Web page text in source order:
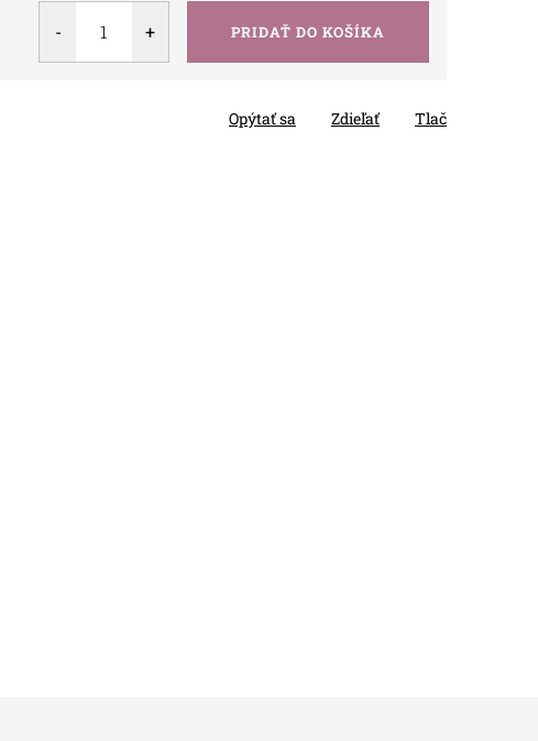
PRIDAŤ DO KOŠÍKA
Tlač
Opýtať sa Zdieľať